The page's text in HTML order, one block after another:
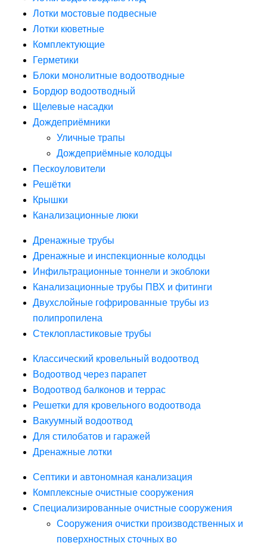
Лотки мостовые подвесные
Лотки кюветные
Комплектующие
Герметики
Блоки монолитные водоотводные
Бордюр водоотводный
Щелевые насадки
Дождеприёмники
Уличные трапы
Дождеприёмные колодцы
Пескоуловители
Решётки
Крышки
Канализационные люки
Дренажные трубы
Дренажные и инспекционные колодцы
Инфильтрационные тоннели и экоблоки
Канализационные трубы ПВХ и фитинги
Двухслойные гофрированные трубы из
полипропилена
Стеклопластиковые трубы
Классический кровельный водоотвод
Водоотвод через парапет
Водоотвод балконов и террас
Решетки для кровельного водоотвода
Вакуумный водоотвод
Для стилобатов и гаражей
Дренажные лотки
Септики и автономная канализация
Комплексные очистные сооружения
Специализированные очистные сооружения
Сооружения очистки производственных и
поверхностных сточных во